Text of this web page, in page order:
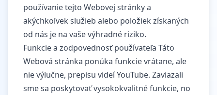
používanie tejto Webovej stránky a
akýchkoľvek služieb alebo položiek získaných
od nás je na vaše výhradné riziko.
Funkcie a zodpovednosť používateľa Táto
Webová stránka ponúka funkcie vrátane, ale
nie výlučne, prepisu videí YouTube. Zaviazali
sme sa poskytovať vysokokvalitné funkcie, no